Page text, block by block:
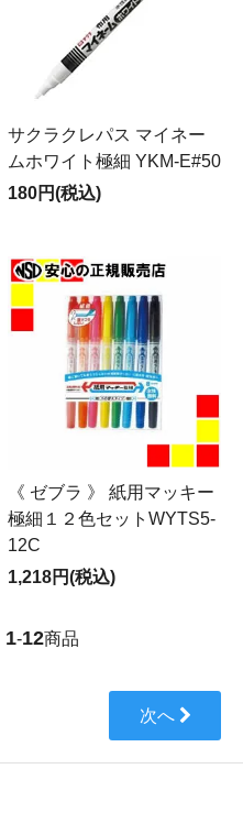
サクラクレパス マイネー
ムホワイト極細 YKM-E#50
180円(税込)
《 ゼブラ 》 紙用マッキー
極細１２色セットWYTS5-
12C
1,218円(税込)
1-12商品
次へ